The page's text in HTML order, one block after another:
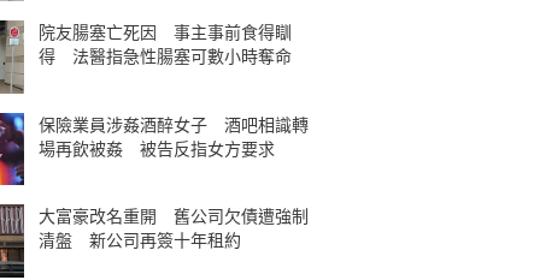
院友腸塞亡死因 事主事前食得瞓
得 法醫指急性腸塞可數小時奪命
保險業員涉姦酒醉女子 酒吧相識轉
場再飲被姦 被告反指女方要求
大富豪改名重開 舊公司欠債遭強制
清盤 新公司再簽十年租約